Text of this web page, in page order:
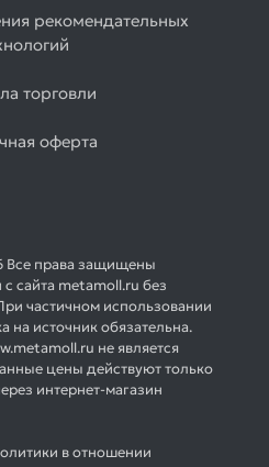
рекомендательных
торговли
оферта
Все права защищены
сайта metamoll.ru без
частичном использовании
на источник обязательна.
не является
цены действуют только
интернет-магазин
в отношении